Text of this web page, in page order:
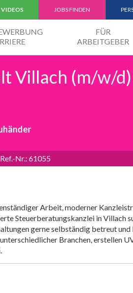
VIDEOS JOBS FINDEN
FÜR
ARBEITGEBER
Villach (m/w/d)
Nr.: 61055
Arbeit, moderner
Steuerberatungskanzlei in Villach
gerne selbständig betreut und
Branchen, erstellen